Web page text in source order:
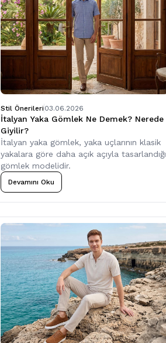
Stil Önerileri 03.06.2026
İtalyan Yaka Gömlek Ne Demek? Nerede
Giyilir?
İtalyan yaka gömlek, yaka uçlarının klasik
yakalara göre daha açık açıyla tasarlandığı
gömlek modelidir.
Devamını Oku